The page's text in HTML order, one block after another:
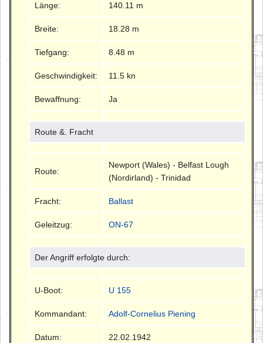
Länge: 140.11 m
Breite: 18.28 m
Tiefgang: 8.48 m
Geschwindigkeit: 11.5 kn
Bewaffnung: Ja
Route &. Fracht
Route:
Newport (Wales) - Belfast Lough
(Nordirland) - Trinidad
Fracht: Ballast
Geleitzug: ON-67
Der Angriff erfolgte durch:
U-Boot: U 155
Kommandant: Adolf-Cornelius Piening
Datum: 22.02.1942